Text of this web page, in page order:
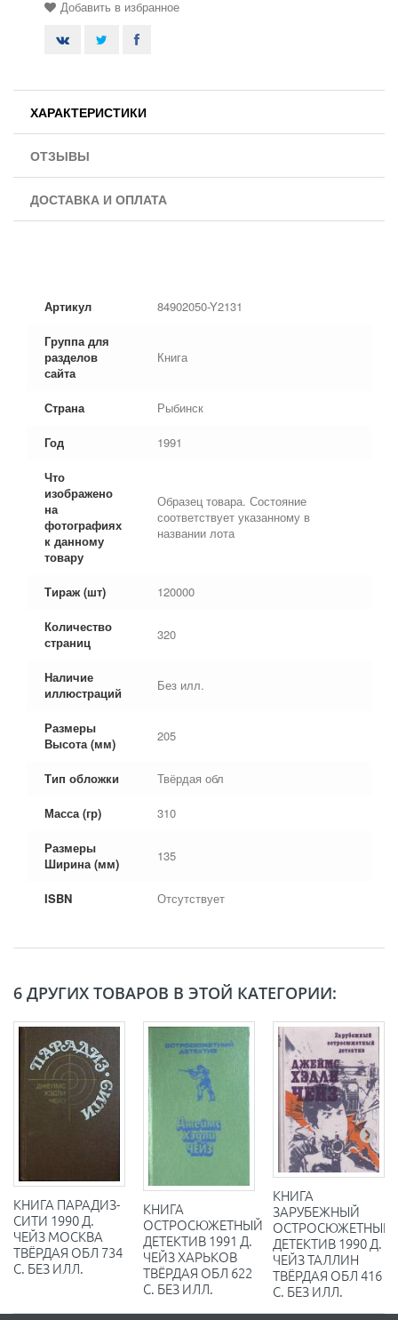
Добавить в избранное
ХАРАКТЕРИСТИКИ
ОТЗЫВЫ
ДОСТАВКА И ОПЛАТА
Артикул 84902050-Y2131
Группа для
разделов
сайта
Книга
Страна Рыбинск
Год 1991
Что
изображено
на
фотографиях
к данному
товару
Образец товара. Состояние
соответствует указанному в
названии лота
Тираж (шт) 120000
Количество
страниц
320
Наличие
иллюстраций
Без илл.
Размеры
Высота (мм)
205
Тип обложки Твёрдая обл
Масса (гр) 310
Размеры
Ширина (мм)
135
ISBN Отсутствует
6 ДРУГИХ ТОВАРОВ В ЭТОЙ КАТЕГОРИИ:
КНИГА ПАРАДИЗ-
СИТИ 1990 Д.
ЧЕЙЗ МОСКВА
ТВЁРДАЯ ОБЛ 734
С. БЕЗ ИЛЛ.
КНИГА
ОСТРОСЮЖЕТНЫЙ
ДЕТЕКТИВ 1991 Д.
ЧЕЙЗ ХАРЬКОВ
ТВЁРДАЯ ОБЛ 622
С. БЕЗ ИЛЛ.
КНИГА
ЗАРУБЕЖНЫЙ
ОСТРОСЮЖЕТНЫЙ
ДЕТЕКТИВ 1990 Д.
ЧЕЙЗ ТАЛЛИН
ТВЁРДАЯ ОБЛ 416
С. БЕЗ ИЛЛ.